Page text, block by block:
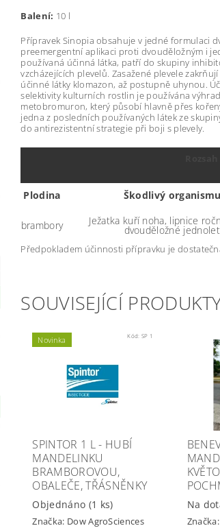
Balení: 10 l
Přípravek Sinopia obsahuje v jedné formulaci
preemergentní aplikaci proti dvouděložným i
používaná účinná látka, patří do skupiny
vzcházejících plevelů. Zasažené plevele
účinné látky klomazon, až postupně uhynou.
selektivity kulturních rostlin je používána
metobromuron, který působí hlavně přes
jedna z posledních používaných látek ze
do antirezistentní strategie při boji s plevely.
Plodina Škodlivý
brambory Ježatka kuří noha, lipnice
dvouděložné
Předpokladem účinnosti přípravku je
SOUVISEJÍCÍ
Novinka Kód:SP 1
SPINTOR 1 L - HUBÍ
MANDELINKU
BRAMBOROVOU,
OBALEČE, TŘÁSNĚNKY
Objednáno (1 ks)
Značka: Dow AgroSciences
Na
Značka: